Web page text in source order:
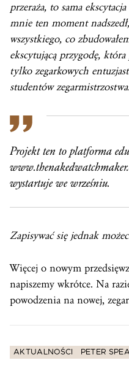
przeraża, to sama
mnie ten moment
wszystkiego, co
ekscytującą przygodę,
tylko zegarkowych
studentów zegarmistrzostwa.
Projekt ten to platforma
wystartuje we wrześniu.
Zapisywać się jednak
Więcej o nowym
napiszemy wkrótce. Na
powodzenia na nowej,
AKTUALNOŚCI PETER